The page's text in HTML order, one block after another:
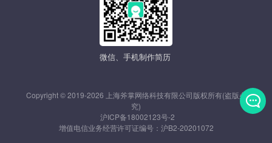
微信、手机制作简历
Copyright © 2019-2026 上海斧掌网络科技有限公司版权所有(盗版必
究)
沪ICP备18002123号-2
增值电信业务经营许可证编号： 沪B2-20201072